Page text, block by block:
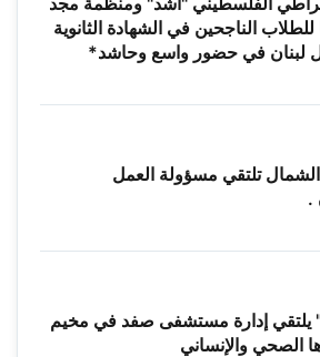
للطلاب الناجحين في الشهادة الثانوية
لبنان في حضور واسع وحاشد*
تلتقي مسؤولة العمل
.
يلتقي إدارة مستشفى صفد في مخيم
الصحي والإنساني